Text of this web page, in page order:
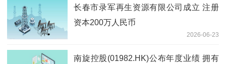
长春市录军再生资源有限公司成立 注册
资本200万人民币
2026-06-23
南旋控股(01982.HK)公布年度业绩 拥有